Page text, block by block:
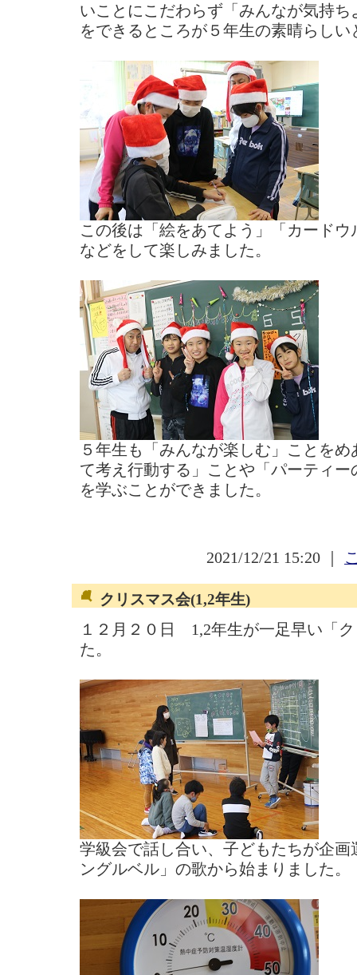
いことにこだわらず「みんなが気持
をできるところが５年生の素晴らしい
この後は「絵をあてよう」「カード
などをして楽しみました。
５年生も「みんなが楽しむ」ことを
て考え行動する」ことや「パーティ
を学ぶことができました。
2021/12/21 15:20 ｜
クリスマス会(1,2年生)
１２月２０日 1,2年生が一足早い「
た。
学級会で話し合い、子どもたちが企
ングルベル」の歌から始まりました。